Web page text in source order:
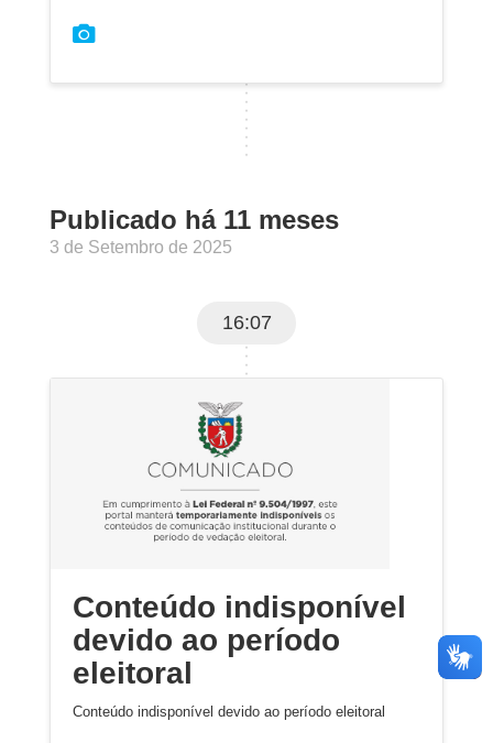
Publicado há 11 meses
3 de Setembro de 2025
16:07
Conteúdo indisponível
devido ao período
eleitoral
Conteúdo indisponível devido ao período eleitoral